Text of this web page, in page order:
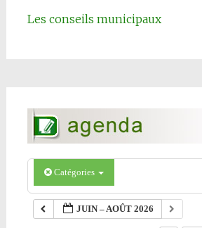
Les conseils municipaux
Catégories
JUIN – AOÛT 2026